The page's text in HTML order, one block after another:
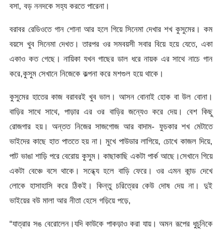
বসা, বড় ননদকে সহ্য করতে পারেনা।
বরাবর রেডিওতে গান শোনা আর হলে গিয়ে সিনেমা দেখার শখ কুসুমের। কম
বয়সে খুব সিনেমা দেখত। তারপর ওর সমবয়সী সবার বিয়ে হয়ে যেতে, একা
একাও কত গেছে। নায়িকা যখন গাছের ডাল ধরে নায়ক এর সাথে নাচে গান
করে,কুসুম সেখানে নিজেকে কল্পনা করে মশগুল হয়ে থাকে।
কুসুমের হাতের কাজ বরাবরই খুব ভাল। আসন বোনাই হোক বা উল বোনা।
বাড়ির সাথে সাথে, পাড়ার এর ওর বাড়ির জন্যেও করে দেয়। বেশ কিছু
রোজগার হয়। অন্তত নিজের সাজগোজ আর বাদাম- ফুচকার শখ মেটাতে
ভাইদের কাছে হাত পাততে হয় না। মুখে পাউডার লাগিয়ে, চোখে কাজল দিয়ে,
পাট ভাঙা শাড়ি পরে বেরোয় কুসুম। কাছাকাছি একটা পার্ক আছে।সেখানে গিয়ে
একটা বেঞ্চে বসে থাকে। সন্ধ্যে হলে বাড়ি ফেরে। ওর এমন কান্ড দেখে
লোকে হাসাহাসি করে ঠিকই। কিন্তু চরিত্রের কেউ দোষ দেয় না। দুই
ভাইয়ের বউ মালা আর নীতা হেসে গড়িয়ে পড়ে,
“যাত্রার সঙ বেরোলেন।যদি কাউকে পাকড়াও করা যায়। অমন রূপের ধুচুনিকে